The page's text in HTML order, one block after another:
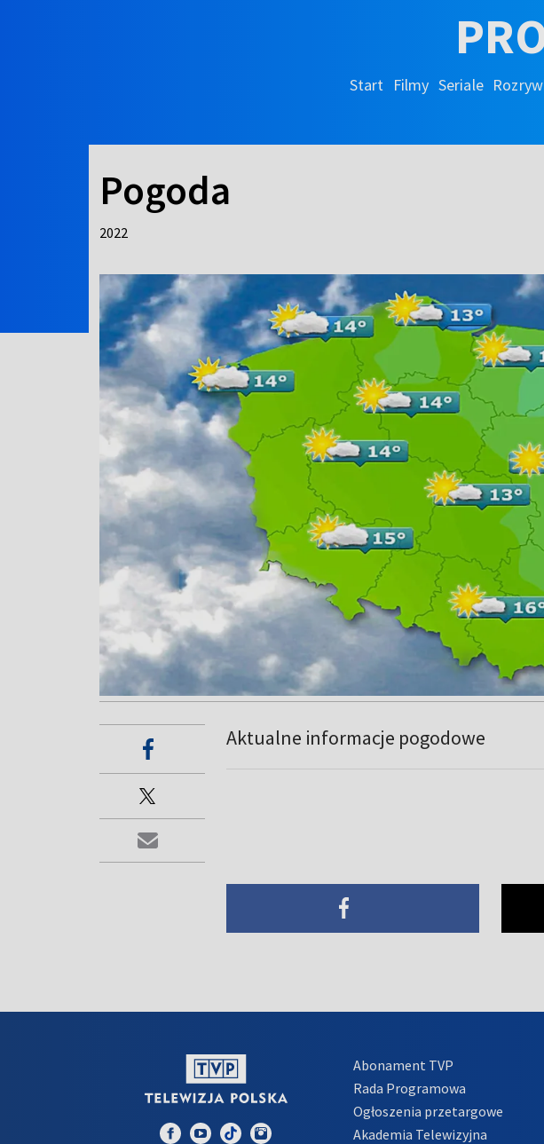
Start Filmy Seriale
Pogoda
2022
Aktualne informacje pogodowe
Abonament TVP
Rada Programowa
Ogłoszenia przetargowe
Akademia Telewizyjna